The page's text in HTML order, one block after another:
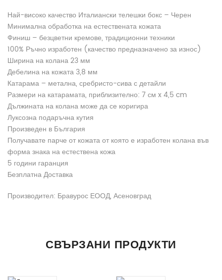
Най-високо качество Италиански телешки бокс – Черен
Минимална обработка на естествената кожата
Финиш – безцветни кремове, традиционни техники
100% Ръчно изработен (качество предназначено за износ)
Ширина на колана 23 мм
Дебелина на кожата 3,8 мм
Катарама – метална, сребристо-сива с детайли
Размери на катарамата, приблизително: 7 см x 4,5 cm
Дължината на колана може да се коригира
Луксозна подаръчна кутия
Произведен в България
Получавате парче от кожата от която е изработен колана във
форма знака на естествена кожа
5 години гаранция
Безплатна Доставка
Производител: Бравурос ЕООД, Асеновград
Материал
2143”
СВЪРЗАНИ ПРОДУКТИ